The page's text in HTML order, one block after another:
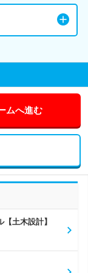
ムへ進む
土木設計】